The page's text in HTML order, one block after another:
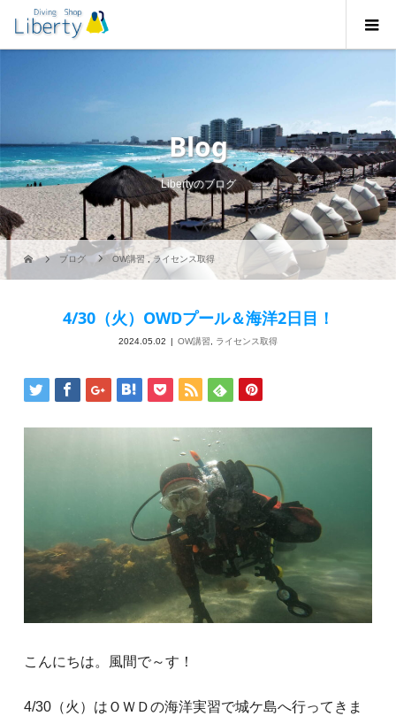
Blog
Libertyのブログ
ブログ OW講習 , ライセンス取得
4/30（火）OWDプール＆海洋2日目！
2024.05.02 OW講習 ライセンス取得
こんにちは。風間で～す！
4/30（火）はＯＷＤの海洋実習で城ケ島へ行ってきま